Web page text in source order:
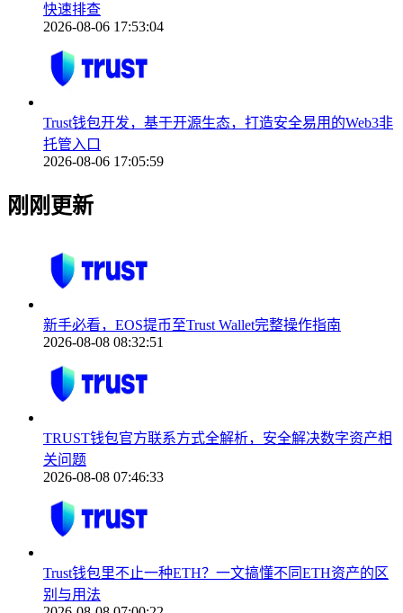
快速排查
2026-08-06 17:53:04
Trust钱包开发，基于开源生态，打造安全易用的Web3非
托管入口
2026-08-06 17:05:59
刚刚更新
新手必看，EOS提币至Trust Wallet完整操作指南
2026-08-08 08:32:51
TRUST钱包官方联系方式全解析，安全解决数字资产相
关问题
2026-08-08 07:46:33
Trust钱包里不止一种ETH？一文搞懂不同ETH资产的区
别与用法